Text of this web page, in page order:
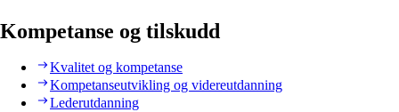
Kompetanse og tilskudd
Kvalitet og kompetanse
Kompetanseutvikling og videreutdanning
Lederutdanning